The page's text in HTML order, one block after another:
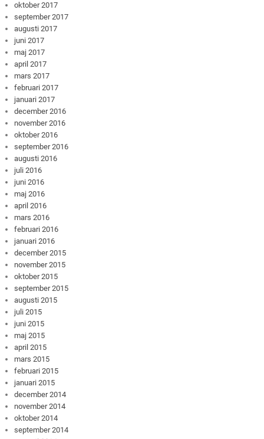
oktober 2017
september 2017
augusti 2017
juni 2017
maj 2017
april 2017
mars 2017
februari 2017
januari 2017
december 2016
november 2016
oktober 2016
september 2016
augusti 2016
juli 2016
juni 2016
maj 2016
april 2016
mars 2016
februari 2016
januari 2016
december 2015
november 2015
oktober 2015
september 2015
augusti 2015
juli 2015
juni 2015
maj 2015
april 2015
mars 2015
februari 2015
januari 2015
december 2014
november 2014
oktober 2014
september 2014